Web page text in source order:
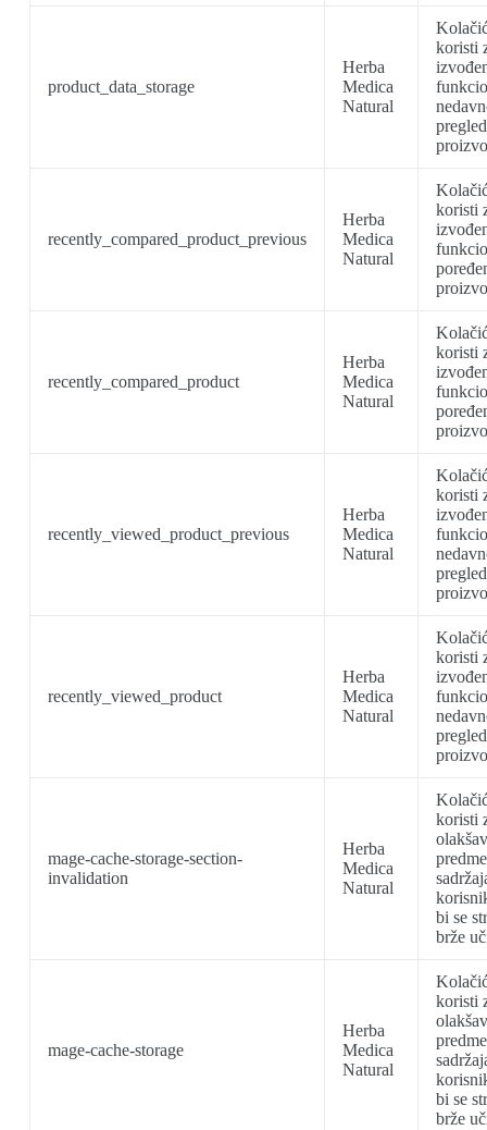
product_data_storage
Herba
Medica
Natural
koristi
recently_compared_product_previous
Herba
Medica
Natural
koristi
recently_compared_product
Herba
Medica
Natural
koristi
recently_viewed_product_previous
Herba
Medica
Natural
koristi
recently_viewed_product
Herba
Medica
Natural
koristi
mage-cache-storage-section-
invalidation
Herba
Medica
Natural
koristi
bi se
brže
mage-cache-storage
Herba
Medica
Natural
koristi
bi se
brže